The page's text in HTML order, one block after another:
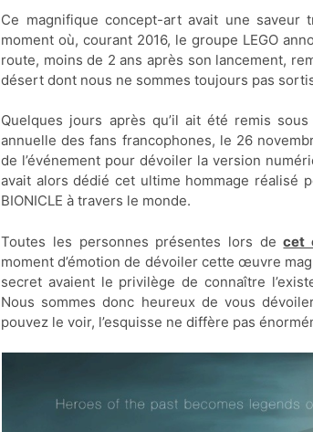
Ce magnifique concept-art avait une
moment où, courant 2016, le groupe LEGO
route, moins de 2 ans après son lancement,
désert dont nous ne sommes toujours pas
Quelques jours après qu’il ait été remis
annuelle des fans francophones, le 26
de l’événement pour dévoiler la version
avait alors dédié cet ultime hommage réalisé
BIONICLE à travers le monde.
Toutes les personnes présentes lors decet
moment d’émotion de dévoiler cette œuvre
secret avaient le privilège de connaître
Nous sommes donc heureux de vous
pouvez le voir, l’esquisse ne diffère pas